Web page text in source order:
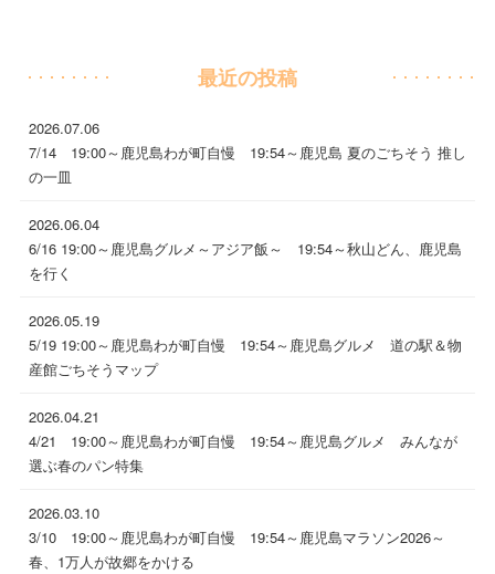
最近の投稿
2026.07.06
7/14 19:00～鹿児島わが町自慢 19:54～鹿児島 夏のごちそう 推し
の一皿
2026.06.04
6/16 19:00～鹿児島グルメ～アジア飯～ 19:54～秋山どん、鹿児島
を行く
2026.05.19
5/19 19:00～鹿児島わが町自慢 19:54～鹿児島グルメ 道の駅＆物
産館ごちそうマップ
2026.04.21
4/21 19:00～鹿児島わが町自慢 19:54～鹿児島グルメ みんなが
選ぶ春のパン特集
2026.03.10
3/10 19:00～鹿児島わが町自慢 19:54～鹿児島マラソン2026～
春、1万人が故郷をかける